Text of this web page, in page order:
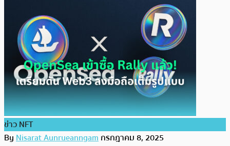
ข่าว NFT
ByNisarat Aunrueanngamกรกฎาคม 8, 2025